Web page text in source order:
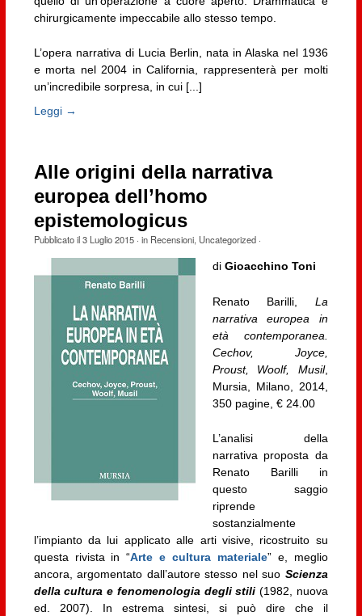
chirurgicamente impeccabile allo stesso tempo.
L’opera narrativa di Lucia Berlin, nata in Alaska nel 1936
e morta nel 2004 in California, rappresenterà per molti
un’incredibile sorpresa, in cui [...]
Leggi →
Alle origini della narrativa
europea dell’homo
epistemologicus
Pubblicato il3 Luglio 2015· in Recensioni, Uncategorized·
di Gioacchino Toni
Renato Barilli, La
narrativa europea in
età contemporanea.
Cechov, Joyce,
Proust, Woolf, Musil,
Mursia, Milano, 2014,
350 pagine, € 24.00
L’analisi della
narrativa proposta da
Renato Barilli in
questo saggio
riprende
sostanzialmente
l’impianto da lui applicato alle arti visive, ricostruito su
questa rivista in “Arte e cultura materiale” e, meglio
ancora, argomentato dall’autore stesso nel suo Scienza
della cultura e fenomenologia degli stili (1982, nuova
ed. 2007). In estrema sintesi, si può dire che il